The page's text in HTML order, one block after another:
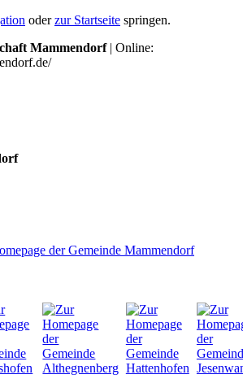
oderzur Startseite springen.
Mammendorf| Online: